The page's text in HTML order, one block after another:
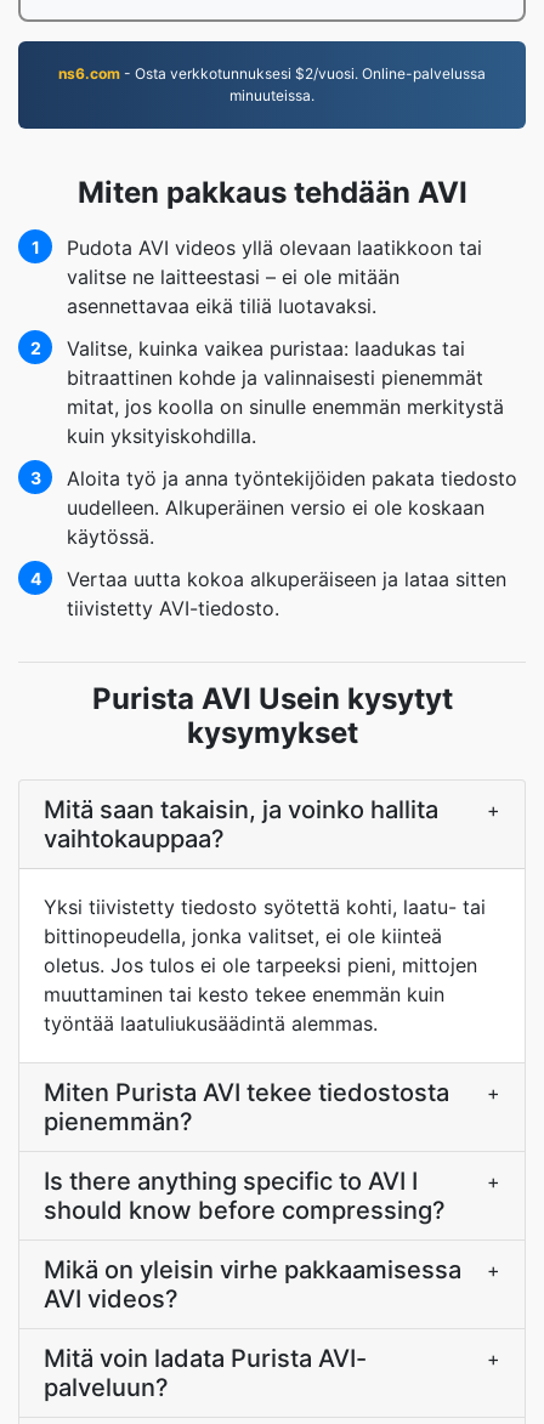
ns6.com - Osta verkkotunnuksesi $2/vuosi. Online-palvelussa
minuuteissa.
Miten pakkaus tehdään AVI
1
Pudota AVI videos yllä olevaan laatikkoon tai
valitse ne laitteestasi – ei ole mitään
asennettavaa eikä tiliä luotavaksi.
2
Valitse, kuinka vaikea puristaa: laadukas tai
bitraattinen kohde ja valinnaisesti pienemmät
mitat, jos koolla on sinulle enemmän merkitystä
kuin yksityiskohdilla.
3
Aloita työ ja anna työntekijöiden pakata tiedosto
uudelleen. Alkuperäinen versio ei ole koskaan
käytössä.
4
Vertaa uutta kokoa alkuperäiseen ja lataa sitten
tiivistetty AVI-tiedosto.
Purista AVI Usein kysytyt
kysymykset
Mitä saan takaisin, ja voinko hallita
vaihtokauppaa?
+
Yksi tiivistetty tiedosto syötettä kohti, laatu- tai
bittinopeudella, jonka valitset, ei ole kiinteä
oletus. Jos tulos ei ole tarpeeksi pieni, mittojen
muuttaminen tai kesto tekee enemmän kuin
työntää laatuliukusäädintä alemmas.
Miten Purista AVI tekee tiedostosta
pienemmän?
+
Is there anything specific to AVI I
should know before compressing?
+
Mikä on yleisin virhe pakkaamisessa
AVI videos?
+
Mitä voin ladata Purista AVI-
palveluun?
+